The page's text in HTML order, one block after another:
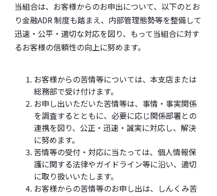
当組合は、お客様からのお申出について、以下のとお
り金融ADR 制度も踏まえ、内部管理態勢等を整備して
迅速・公平・適切な対応を図り、もって当組合に対す
るお客様の信頼性の向上に努めます。
お客様からの苦情等については、本支店または
総務部で受け付けます。
お申し出いただいた苦情等は、事情・事実関係
を調査するとともに、必要に応じ関係部署との
連携を図り、公正・迅速・誠実に対応し、解決
に努めます。
苦情等の受付・対応に当たっては、個人情報保
護に関する法律やガイドライン等に沿い、適切
に取り扱いいたします。
お客様からの苦情等のお申し出は、しんくみ苦